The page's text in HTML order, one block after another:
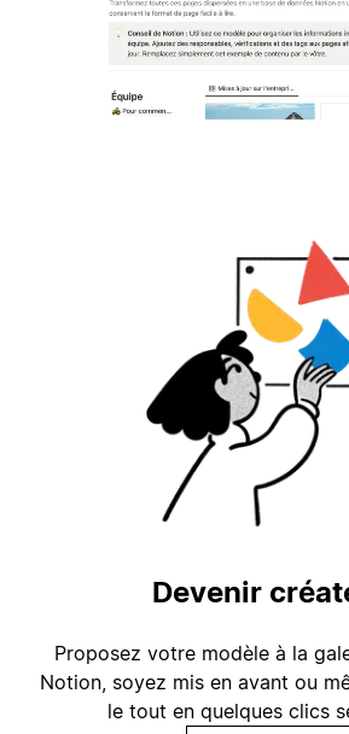
Devenir
Proposez votre modèle à la
Notion, soyez mis en avant ou
le tout en quelques clics